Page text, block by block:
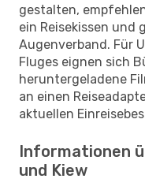
gestalten,
ein Reisekissen und
Augenverband. Für
Fluges eignen sich
heruntergeladene
an einen
aktuellen
Informationen
und Kiew